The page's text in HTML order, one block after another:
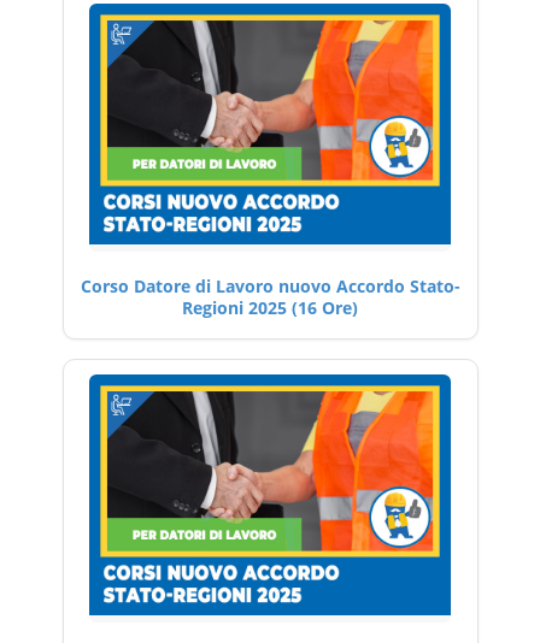
Corso Datore di Lavoro nuovo Accordo Stato-
Regioni 2025 (16 Ore)